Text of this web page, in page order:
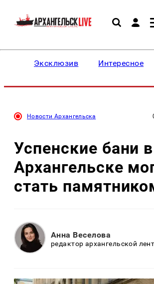
Эксклюзив Интересное
Новости Архангельска
Успенские бани в
Архангельске
стать
Анна Веселова
редактор архангельской